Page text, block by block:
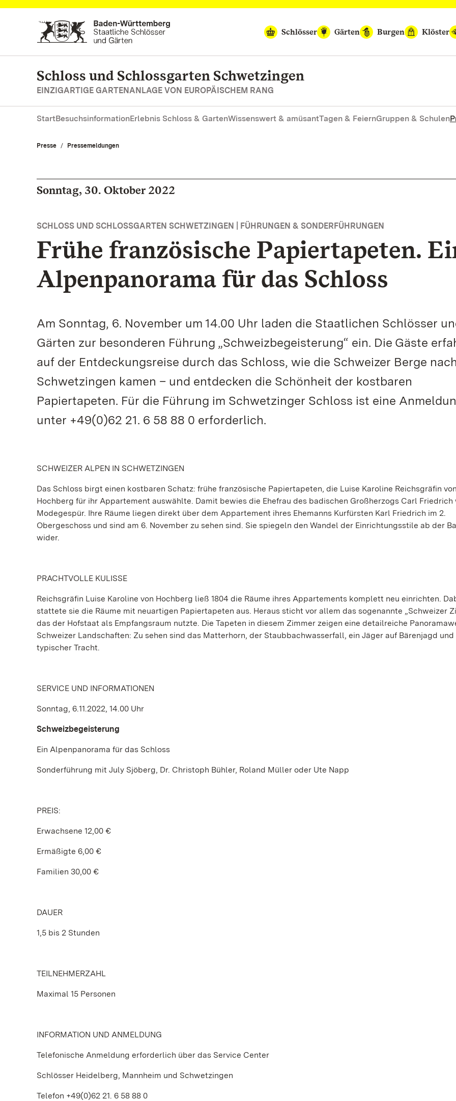
Zum Hauptinhalt springen
Schlösser
Gärten Burgen Klöster
Schloss und Schlossgarten Schwetzingen
EINZIGARTIGE GARTENANLAGE VON EUROPÄISCHEM RANG
StartBesuchsinformationErlebnis Schloss & GartenWissenswert & amüsantTagen & FeiernGruppen & Schulen
Presse Pressemeldungen
Sonntag, 30. Oktober 2022
SCHLOSS UND SCHLOSSGARTEN SCHWETZINGEN | FÜHRUNGEN & SONDERFÜHRUNGEN
Frühe französische Papiertapeten.
Alpenpanorama für das Schloss
Am Sonntag, 6. November um 14.00 Uhr laden die Staatlichen Schlösser
Gärten zur besonderen Führung „Schweizbegeisterung“ ein. Die Gäste
auf der Entdeckungsreise durch das Schloss, wie die Schweizer Berge nach
Schwetzingen kamen – und entdecken die Schönheit der kostbaren
Papiertapeten. Für die Führung im Schwetzinger Schloss ist eine
unter +49(0)62 21. 6 58 88 0 erforderlich.
SCHWEIZER ALPEN IN SCHWETZINGEN
Das Schloss birgt einen kostbaren Schatz: frühe französische Papiertapeten, die Luise Karoline Reichsgräfin von
Hochberg für ihr Appartement auswählte. Damit bewies die Ehefrau des badischen Großherzogs Carl Friedrich
Modegespür. Ihre Räume liegen direkt über dem Appartement ihres Ehemanns Kurfürsten Karl Friedrich im 2.
Obergeschoss und sind am 6. November zu sehen sind. Sie spiegeln den Wandel der Einrichtungsstile ab der
wider.
PRACHTVOLLE KULISSE
Reichsgräfin Luise Karoline von Hochberg ließ 1804 die Räume ihres Appartements komplett neu einrichten.
stattete sie die Räume mit neuartigen Papiertapeten aus. Heraus sticht vor allem das sogenannte „Schweizer
das der Hofstaat als Empfangsraum nutzte. Die Tapeten in diesem Zimmer zeigen eine detailreiche
Schweizer Landschaften: Zu sehen sind das Matterhorn, der Staubbachwasserfall, ein Jäger auf Bärenjagd und
typischer Tracht.
SERVICE UND INFORMATIONEN
Sonntag, 6.11.2022, 14.00 Uhr
Schweizbegeisterung
Ein Alpenpanorama für das Schloss
Sonderführung mit July Sjöberg, Dr. Christoph Bühler, Roland Müller oder Ute Napp
PREIS:
Erwachsene 12,00 €
Ermäßigte 6,00 €
Familien 30,00 €
DAUER
1,5 bis 2 Stunden
TEILNEHMERZAHL
Maximal 15 Personen
INFORMATION UND ANMELDUNG
Telefonische Anmeldung erforderlich über das Service Center
Schlösser Heidelberg, Mannheim und Schwetzingen
Telefon +49(0)62 21. 6 58 88 0